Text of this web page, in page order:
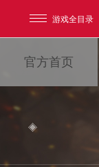
游戏全目录
官方首页